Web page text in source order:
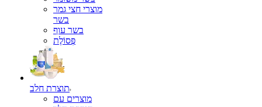
מוצרי חצי גמר
בשר
בשר עוף
פְּסוֹלֶת
תוצרת חלב
מוצרים עם